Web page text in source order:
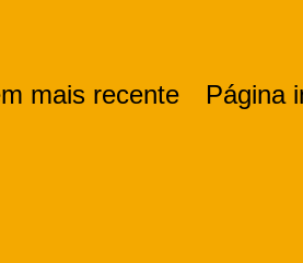
mais recente Página